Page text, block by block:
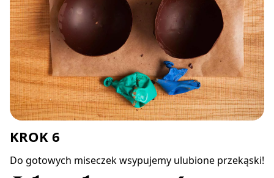
KROK 6
Do gotowych miseczek wsypujemy ulubione przekąski!